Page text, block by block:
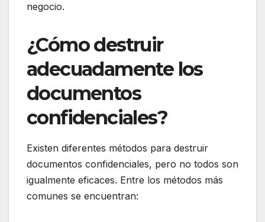
negocio.
¿Cómo destruir
adecuadamente los
documentos
confidenciales?
Existen diferentes métodos para destruir
documentos confidenciales, pero no todos son
igualmente eficaces. Entre los métodos más
comunes se encuentran: